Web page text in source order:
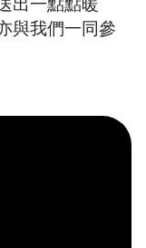
與我們一同參